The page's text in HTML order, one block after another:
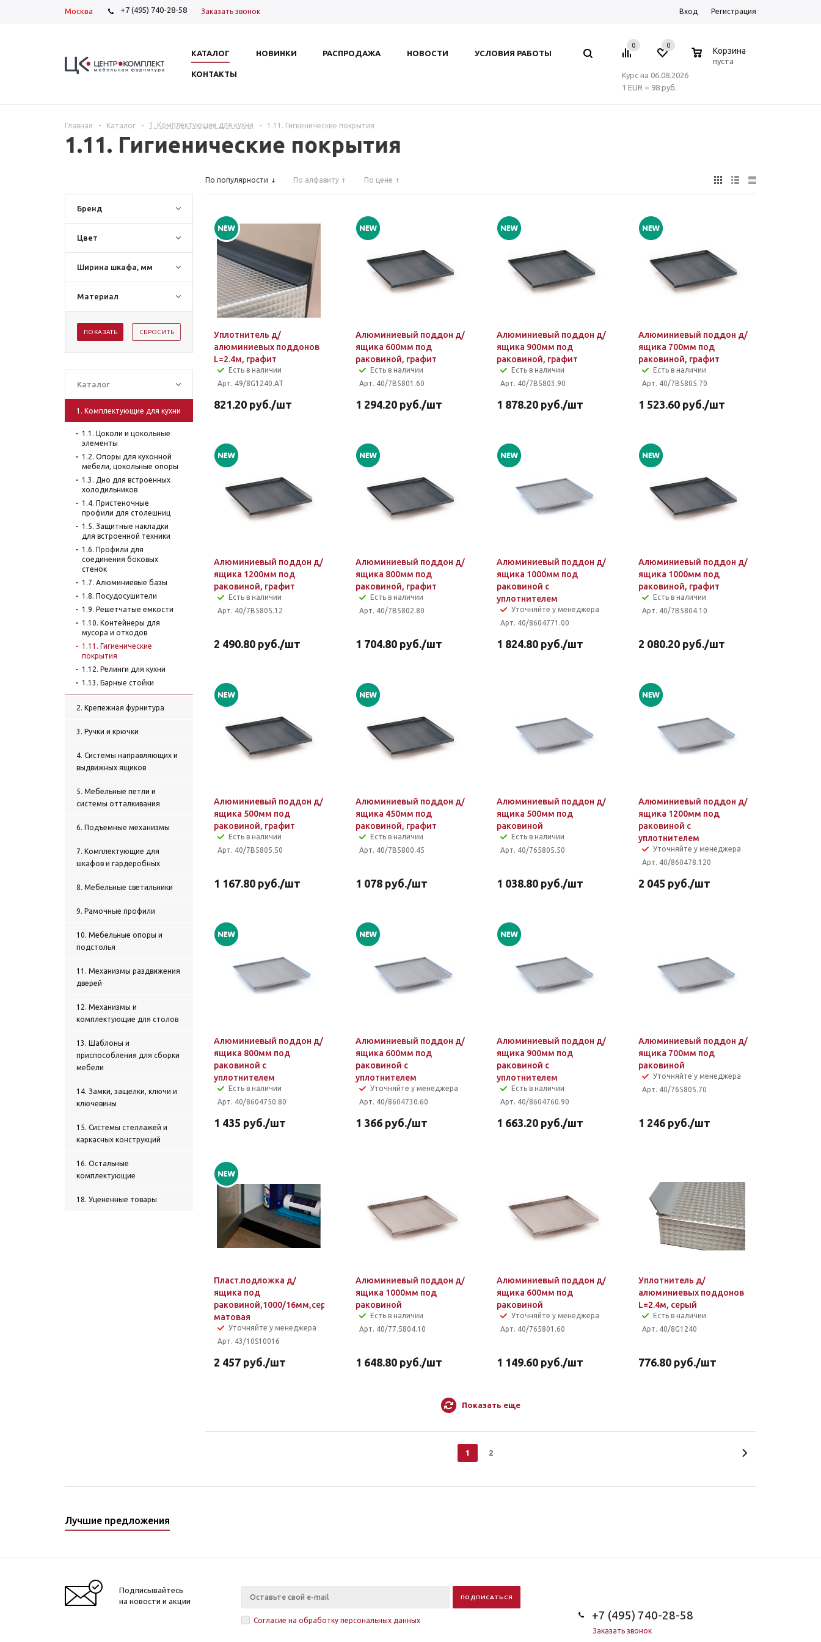
Москва +7 (495) 740-28-58 Заказать звонок Вход Регистрация
КАТАЛОГ НОВИНКИ РАСПРОДАЖА НОВОСТИ УСЛОВИЯ РАБОТЫ
КОНТАКТЫ
0 0
Корзина
пуста
Курс на 06.08.2026
1 EUR = 98 руб.
Главная - Каталог - 1. Комплектующие для кухни - 1.11. Гигиенические покрытия
1.11. Гигиенические покрытия
Бренд
Цвет
Ширина шкафа, мм
Материал
ПОКАЗАТЬ СБРОСИТЬ
Каталог
1. Комплектующие для кухни
1.1. Цоколи и цокольные
элементы
1.2. Опоры для кухонной
мебели, цокольные опоры
1.3. Дно для встроенных
холодильников
1.4. Пристеночные
профили для столешниц
1.5. Защитные накладки
для встроенной техники
1.6. Профили для
соединения боковых
стенок
1.7. Алюминиевые базы
1.8. Посудосушители
1.9. Решетчатые емкости
1.10. Контейнеры для
мусора и отходов
1.11. Гигиенические
покрытия
1.12. Релинги для кухни
1.13. Барные стойки
2. Крепежная фурнитура
3. Ручки и крючки
4. Системы направляющих и
выдвижных ящиков
5. Мебельные петли и
системы отталкивания
6. Подъемные механизмы
7. Комплектующие для
шкафов и гардеробных
8. Мебельные светильники
9. Рамочные профили
10. Мебельные опоры и
подстолья
11. Механизмы раздвижения
дверей
12. Механизмы и
комплектующие для столов
13. Шаблоны и
приспособления для сборки
мебели
14. Замки, защелки, ключи и
ключевины
15. Системы стеллажей и
каркасных конструкций
16. Остальные
комплектующие
18. Уцененные товары
По популярности По алфавиту По цене
Уплотнитель д/
алюминиевых поддонов
L=2.4м, графит
Есть в наличии
Арт. 49/8G1240.AT
821.20 руб./шт
Алюминиевый поддон д/
ящика 600мм под
раковиной, графит
Есть в наличии
Арт. 40/7B5801.60
1 294.20руб./шт
Алюминиевый поддон д/
ящика 900мм под
раковиной, графит
Есть в наличии
Арт. 40/7B5803.90
1 878.20 руб./шт
Алюминиевый поддон д/
ящика 700мм под
раковиной, графит
Есть в наличии
Арт. 40/7B5805.70
1 523.60руб./шт
Алюминиевый поддон д/
ящика 1200мм под
раковиной, графит
Есть в наличии
Арт. 40/7B5805.12
2 490.80 руб./шт
Алюминиевый поддон д/
ящика 800мм под
раковиной, графит
Есть в наличии
Арт. 40/7B5802.80
1 704.80руб./шт
Алюминиевый поддон д/
ящика 1000мм под
раковиной с
уплотнителем
Уточняйте у менеджера
Арт. 40/8604771.00
1 824.80 руб./шт
Алюминиевый поддон д/
ящика 1000мм под
раковиной, графит
Есть в наличии
Арт. 40/7B5804.10
2 080.20руб./шт
Алюминиевый поддон д/
ящика 500мм под
раковиной, графит
Есть в наличии
Арт. 40/7B5805.50
1 167.80 руб./шт
Алюминиевый поддон д/
ящика 450мм под
раковиной, графит
Есть в наличии
Арт. 40/7B5800.45
1 078руб./шт
Алюминиевый поддон д/
ящика 500мм под
раковиной
Есть в наличии
Арт. 40/765805.50
1 038.80 руб./шт
Алюминиевый поддон д/
ящика 1200мм под
раковиной с
уплотнителем
Уточняйте у менеджера
Арт. 40/860478.120
2 045 руб./шт
Алюминиевый поддон д/
ящика 800мм под
раковиной с
уплотнителем
Есть в наличии
Арт. 40/8604750.80
1 435 руб./шт
Алюминиевый поддон д/
ящика 600мм под
раковиной с
уплотнителем
Уточняйте у менеджера
Арт. 40/8604730.60
1 366руб./шт
Алюминиевый поддон д/
ящика 900мм под
раковиной с
уплотнителем
Есть в наличии
Арт. 40/8604760.90
1 663.20 руб./шт
Алюминиевый поддон д/
ящика 700мм под
раковиной
Уточняйте у менеджера
Арт. 40/765805.70
1 246руб./шт
Пласт.подложка д/
ящика под
раковиной,1000/16мм,серая
матовая
Уточняйте у менеджера
Арт. 43/10S10016
2 457 руб./шт
Алюминиевый поддон д/
ящика 1000мм под
раковиной
Есть в наличии
Арт. 40/77.5804.10
1 648.80руб./шт
Алюминиевый поддон д/
ящика 600мм под
раковиной
Уточняйте у менеджера
Арт. 40/765801.60
1 149.60 руб./шт
Уплотнитель д/
алюминиевых поддонов
L=2.4м, серый
Есть в наличии
Арт. 40/8G1240
776.80руб./шт
Показать еще
1 2
Лучшие предложения
Подписывайтесь
на новости и акции
Согласие на обработку персональных данных +7 (495) 740-28-58
Заказать звонок